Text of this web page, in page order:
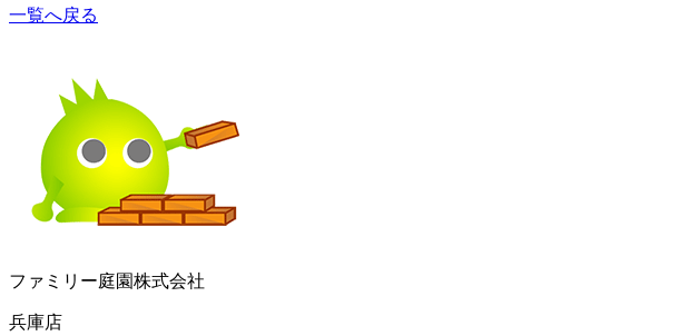
一覧へ戻る
ファミリー庭園株式会社
兵庫店